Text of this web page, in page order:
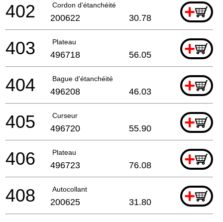
Cordon d'étanchéité +
402 200622 30.78
Plateau +
403 496718 56.05
Bague d'étanchéité +
404 496208 46.03
Curseur +
405 496720 55.90
Plateau +
406 496723 76.08
Autocollant +
408 200625 31.80